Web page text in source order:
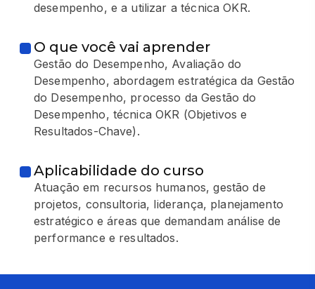
desempenho, e a utilizar a técnica OKR.
O que você vai aprender
Gestão do Desempenho, Avaliação do
Desempenho, abordagem estratégica da Gestão
do Desempenho, processo da Gestão do
Desempenho, técnica OKR (Objetivos e
Resultados-Chave).
Aplicabilidade do curso
Atuação em recursos humanos, gestão de
projetos, consultoria, liderança, planejamento
estratégico e áreas que demandam análise de
performance e resultados.